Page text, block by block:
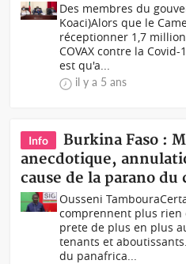
Des membres du
Koaci)Alors que le
réceptionner 1,7
COVAX contre la
est qu'a...
il y a 5 ans
Info
Burkina Faso :
anecdotique,
cause de la parano
Ousseni
comprennent plus rien
prete de plus en plus
tenants et
du panafrica...